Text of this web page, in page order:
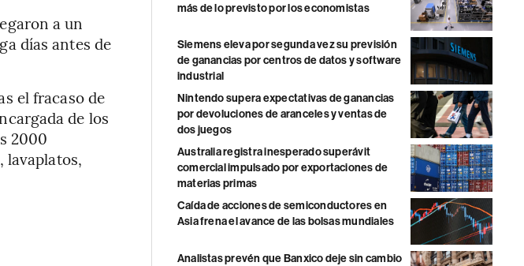
a un
días antes de
el fracaso de
de los
2000
lavaplatos,
más de lo previsto por los economistas
Siemens eleva por segunda vez su previsión
de ganancias por centros de datos y software
industrial
Nintendo supera expectativas de ganancias
por devoluciones de aranceles y ventas de
dos juegos
Australia registra inesperado superávit
comercial impulsado por exportaciones de
materias primas
Caída de acciones de semiconductores en
Asia frena el avance de las bolsas mundiales
Analistas prevén que Banxico deje sin cambio